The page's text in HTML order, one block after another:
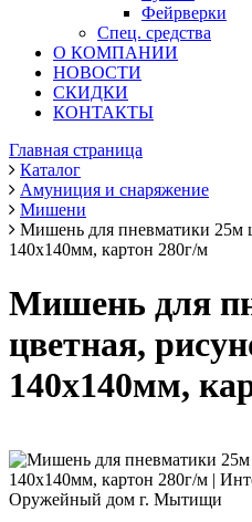
Фейрверки
Спец. средства
О КОМПАНИИ
НОВОСТИ
СКИДКИ
КОНТАКТЫ
Главная страница
Каталог
Амуниция и снаряжение
Мишени
Мишень для пневматики 25м
140х140мм, картон 280г/м
Мишень для
цветная,
140х140мм,